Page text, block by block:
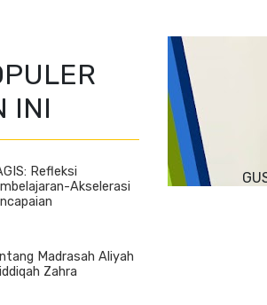
INI
Refleksi
Akselerasi
Madrasah Aliyah
Zahra